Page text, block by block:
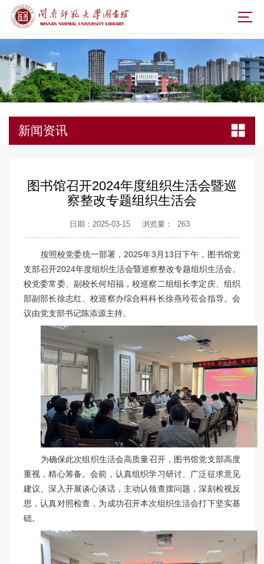
新闻资讯
图书馆召开2024年度组织生活会暨巡
察整改专题组织生活会
日期：2025-03-15 浏览量： 263
按照校党委统一部署，2025年3月13日下午，图书馆党
支部召开2024年度组织生活会暨巡察整改专题组织生活会。
校党委常委、副校长何绍福，校巡察二组组长李定庆、组织
部副部长徐志红、校巡察办综合科科长徐燕玲莅会指导。会
议由党支部书记陈添源主持。
为确保此次组织生活会高质量召开，图书馆党支部高度
重视，精心筹备。会前，认真组织学习研讨、广泛征求意见
建议、深入开展谈心谈话，主动认领查摆问题，深刻检视反
思，认真对照检查，为成功召开本次组织生活会打下坚实基
础。